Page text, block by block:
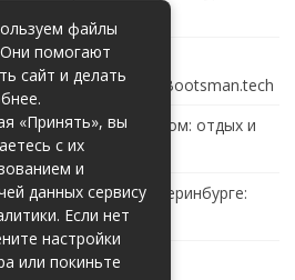
в России: обзор
развития сайта Bootsman.tech
Тольятти с бассейном: отдых и
с деменцией в Екатеринбурге:
файлы
помогают
сайт и делать
«Принять», вы
с их
и
данных сервису
Если нет
настройки
или покиньте